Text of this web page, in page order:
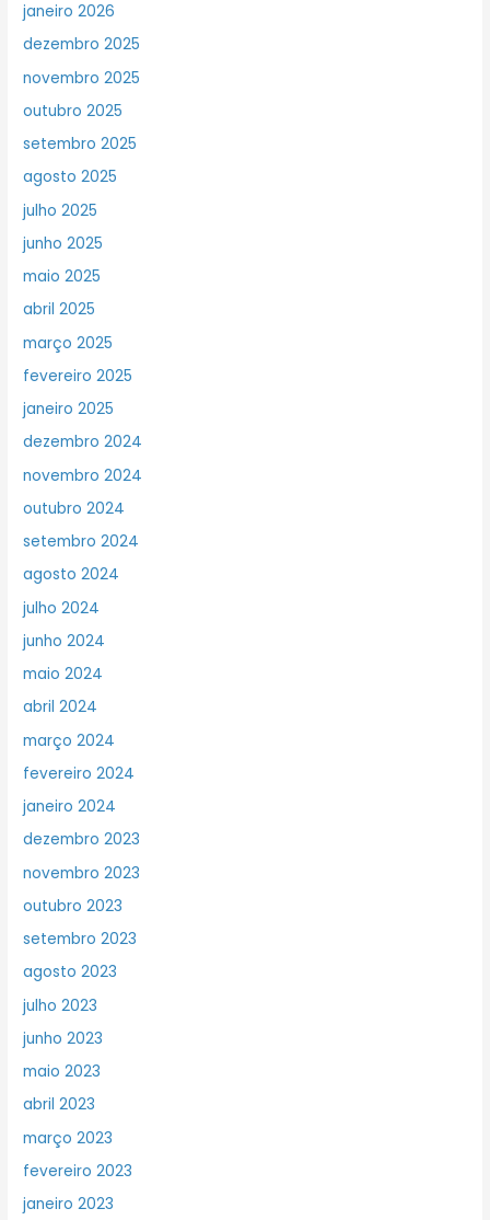
janeiro 2026
dezembro 2025
novembro 2025
outubro 2025
setembro 2025
agosto 2025
julho 2025
junho 2025
maio 2025
abril 2025
março 2025
fevereiro 2025
janeiro 2025
dezembro 2024
novembro 2024
outubro 2024
setembro 2024
agosto 2024
julho 2024
junho 2024
maio 2024
abril 2024
março 2024
fevereiro 2024
janeiro 2024
dezembro 2023
novembro 2023
outubro 2023
setembro 2023
agosto 2023
julho 2023
junho 2023
maio 2023
abril 2023
março 2023
fevereiro 2023
janeiro 2023